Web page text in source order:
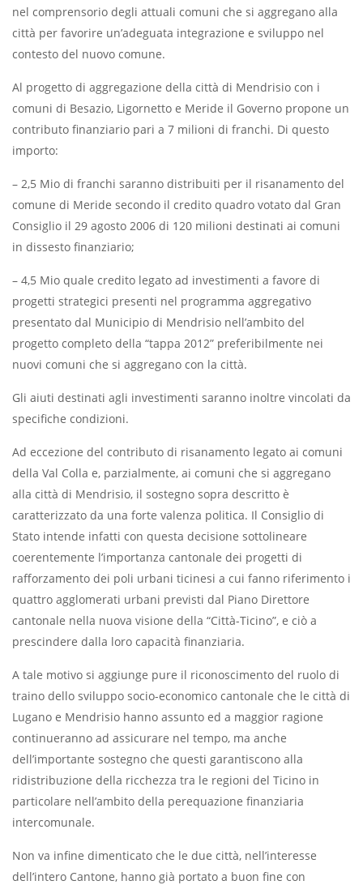
nel comprensorio degli attuali comuni che si aggregano alla
città per favorire un’adeguata integrazione e sviluppo nel
contesto del nuovo comune.
Al progetto di aggregazione della città di Mendrisio con i
comuni di Besazio, Ligornetto e Meride il Governo propone un
contributo finanziario pari a 7 milioni di franchi. Di questo
importo:
– 2,5 Mio di franchi saranno distribuiti per il risanamento del
comune di Meride secondo il credito quadro votato dal Gran
Consiglio il 29 agosto 2006 di 120 milioni destinati ai comuni
in dissesto finanziario;
– 4,5 Mio quale credito legato ad investimenti a favore di
progetti strategici presenti nel programma aggregativo
presentato dal Municipio di Mendrisio nell’ambito del
progetto completo della “tappa 2012” preferibilmente nei
nuovi comuni che si aggregano con la città.
Gli aiuti destinati agli investimenti saranno inoltre vincolati da
specifiche condizioni.
Ad eccezione del contributo di risanamento legato ai comuni
della Val Colla e, parzialmente, ai comuni che si aggregano
alla città di Mendrisio, il sostegno sopra descritto è
caratterizzato da una forte valenza politica. Il Consiglio di
Stato intende infatti con questa decisione sottolineare
coerentemente l’importanza cantonale dei progetti di
rafforzamento dei poli urbani ticinesi a cui fanno riferimento i
quattro agglomerati urbani previsti dal Piano Direttore
cantonale nella nuova visione della “Città-Ticino”, e ciò a
prescindere dalla loro capacità finanziaria.
A tale motivo si aggiunge pure il riconoscimento del ruolo di
traino dello sviluppo socio-economico cantonale che le città di
Lugano e Mendrisio hanno assunto ed a maggior ragione
continueranno ad assicurare nel tempo, ma anche
dell’importante sostegno che questi garantiscono alla
ridistribuzione della ricchezza tra le regioni del Ticino in
particolare nell’ambito della perequazione finanziaria
intercomunale.
Non va infine dimenticato che le due città, nell’interesse
dell’intero Cantone, hanno già portato a buon fine con